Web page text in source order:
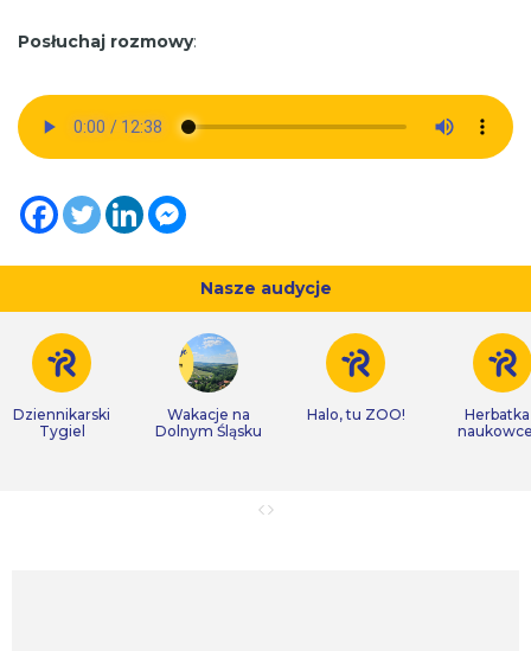
Posłuchaj rozmowy:
Nasze audycje
Dziennikarski
Tygiel
Wakacje na
Dolnym Śląsku
Halo, tu ZOO!